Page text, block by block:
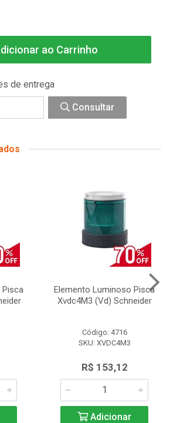
ao Carrinho
de entrega
Consultar
Pisca
Elemento Luminoso Pisca
Xvdc4M3 (Vd) Schneider
Código: 4716
SKU: XVDC4M3
R$ 153,12
Adicionar